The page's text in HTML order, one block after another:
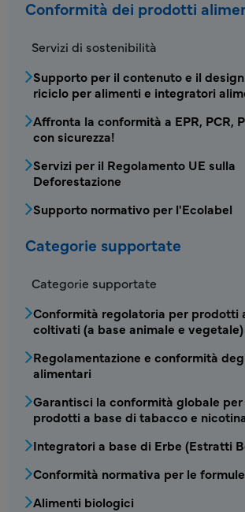
Conformità dei prodotti
FDS - Menu di conformità
Servizi di sostenibilità
Supporto per il contenuto e il
riciclo per alimenti e integratori
Affronta la conformità a EPR, PCR,
con sicurezza!
Servizi per il Regolamento UE sulla
Deforestazione
Supporto normativo per l'Ecolabel
Categorie supportate
Categorie supportate
Conformità regolatoria per prodotti
coltivati (a base animale e vegetale)
Regolamentazione e conformità
alimentari
Garantisci la conformità globale
prodotti a base di tabacco e
Integratori a base di Erbe (Estratti
Conformità normativa per le
Alimenti biologici